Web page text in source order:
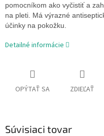
pomocníkom ako vyčistiť a
na pleti. Má výrazné
účinky na pokožku.
Detailné informácie
OPÝTAŤ SA ZDIEĽAŤ
Súvisiaci tovar